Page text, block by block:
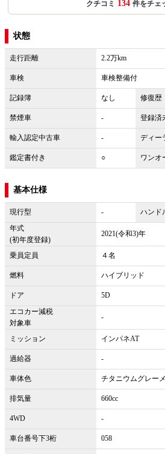
クチコミ 134 件をチェ
状態
走行距離 2.2万km
車検 車検整備付
記録簿 なし 修復歴
禁煙車 - 登録済
輸入認定中古車 - ディー
鑑定書付き ○ ワンオ
基本仕様
現行型 - ハンド
年式
(初年度登録)
2021(令和3)年
乗員定員 ４名
燃料 ハイブリッド
ドア
5D
エコカー減税
対象車
-
ミッション インパネAT
過給器 -
車体色 チタニウムグレー
排気量 660cc
4WD -
車台番号下3桁 058